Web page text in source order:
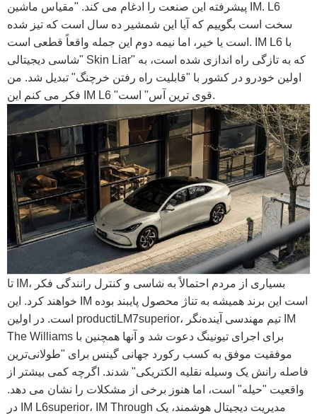
پیشرفته این صنعت را ادغام می کند. "مقیاس ماشین IM. L6
سخت است بگوییم که آیا این شمشیر ده سال است که تیز شده
است یا خیر، اما نیمه دوم این جمله واقعاً قطعی است. IM L6 با
"شاسی دیجیتالی Skin Liar" که به تازگی راه اندازی شده است، به
اولین خودرو در کشور با "قابلیت راه رفتن خرچنگ" تبدیل شد. من
فکر می کنم این IM L6 "قوی ترین آس" است.
تا IM، بسیاری از مردم احتمالاً به شاسی و کنترل رانندگی فکر
خواهند کرد. این IM است این برند همیشه به تناژ محصول پایبند بوده
است. در اولین productiLM7superior، تیم مهندسی آینده‌نگر IM
The Williams برای اجرای تیونینگ دعوت شد و آنها همچنین با
موفقیت موفق به کسب رکورد جهانی گینس برای "طولانی‌ترین
فاصله رانش یک وسیله نقلیه الکتریکی" شدند. اگرچه کمی بیشتر از
واقعیت "حیله" است، اما هنوز برخی از مشکلات را نشان می دهد.
در IM L6superior، IM Through مدیریت دیجیتال هوشمند، یک